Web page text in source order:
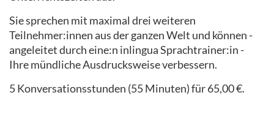
Sie sprechen mit maximal drei weiteren
Teilnehmer:innen aus der ganzen Welt und können -
angeleitet durch eine:n inlingua Sprachtrainer:in -
Ihre mündliche Ausdrucksweise verbessern.
5 Konversationsstunden (55 Minuten) für 65,00 €.